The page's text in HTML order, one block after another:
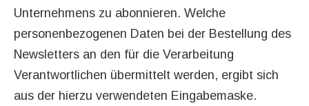
Unternehmens zu abonnieren. Welche
personenbezogenen Daten bei der Bestellung des
Newsletters an den für die Verarbeitung
Verantwortlichen übermittelt werden, ergibt sich
aus der hierzu verwendeten Eingabemaske.